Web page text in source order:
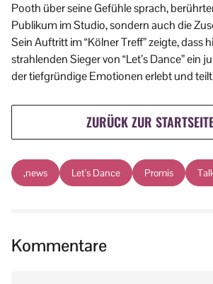
Pooth über seine Gefühle sprach,
Publikum im Studio, sondern auch die
Sein Auftritt im “Kölner Treff” zeigte, dass
strahlenden Sieger von “Let’s Dance” ein
der tiefgründige Emotionen erlebt und
ZURÜCK ZUR
,news Let's Dance Promis
Kommentare